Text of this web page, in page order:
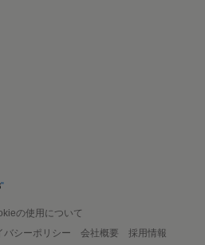
の使用について
バシーポリシー 会社概要
採用情報